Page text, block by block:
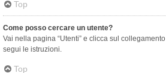
Top
Come posso cercare un utente?
Vai nella pagina “Utenti” e clicca sul
segui le istruzioni.
Top